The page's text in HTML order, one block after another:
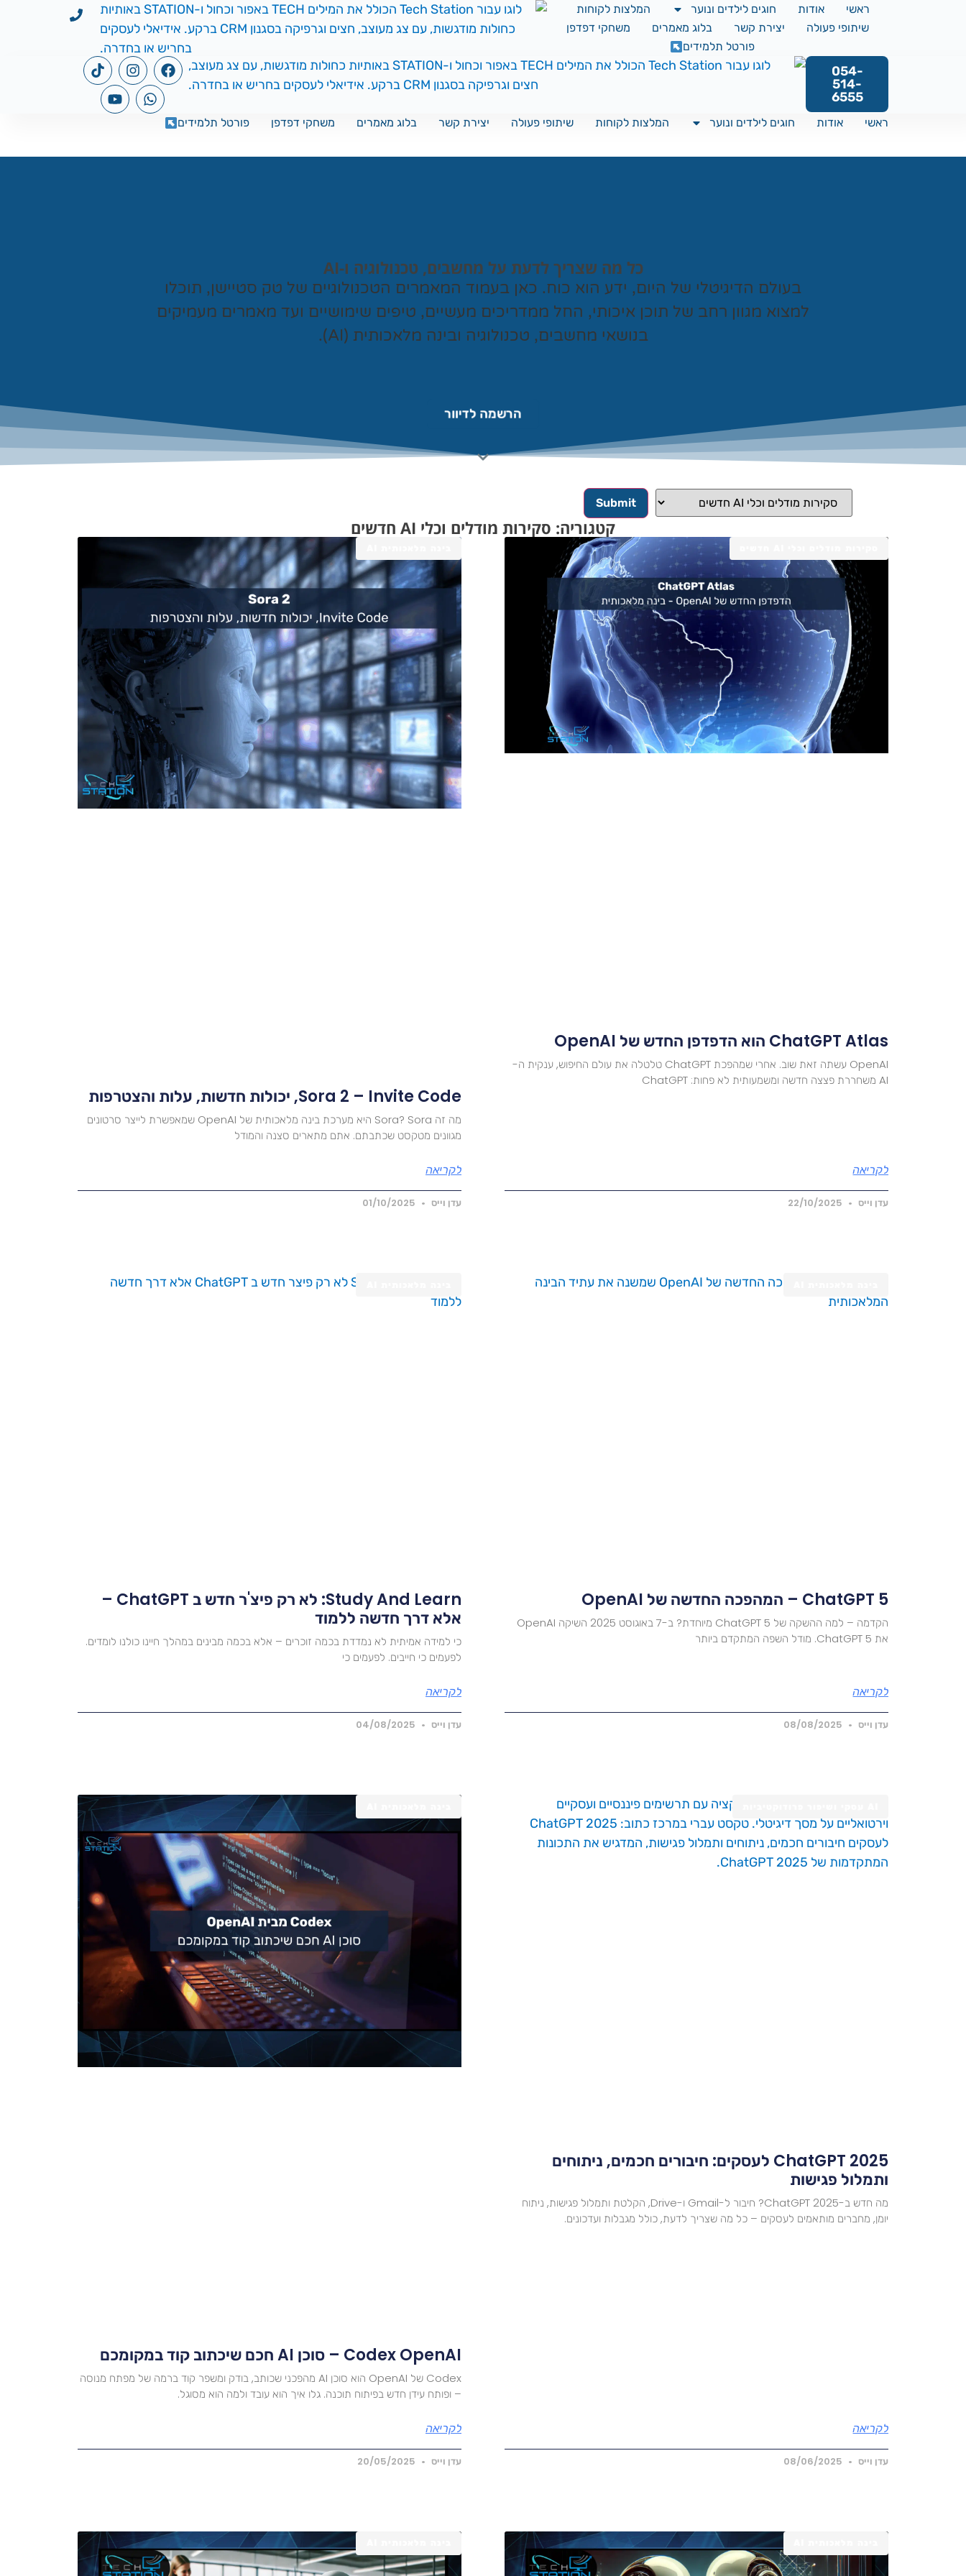
ראשי אודות חוגים לילדים ונוער
המלצות לקוחות
שיתופי פעולה
יצירת קשר בלוג מאמרים
משחקי דפדפן
פורטל תלמידים
054-
514-
6555
ראשי אודות חוגים לילדים ונוער המלצות לקוחות שיתופי פעולה יצירת קשר בלוג מאמרים משחקי דפדפן פורטל תלמידים
כל מה שצריך לדעת על מחשבים, טכנולוגיה ו-AI
בעולם הדיגיטלי של היום, ידע הוא כוח. כאן בעמוד המאמרים הטכנולוגיים של טק סטיישן, תוכלו
למצוא מגוון רחב של תוכן איכותי, החל ממדריכים מעשיים, טיפים שימושיים ועד מאמרים מעמיקים
בנושאי מחשבים, טכנולוגיה ובינה מלאכותית (AI).
הרשמה לדיוור
קטגוריה: סקירות מודלים וכלי AI חדשים
ChatGPT Atlas הוא הדפדפן החדש של OpenAI
OpenAI עשתה זאת שוב. אחרי שמהפכת ChatGPT טלטלה את עולם החיפוש, ענקית ה-
AI משחררת פצצה חדשה ומשמעותית לא פחות: ChatGPT
לקריאה
עדן וייס
Sora 2 – Invite Code, יכולות חדשות, עלות והצטרפות
מה זה Sora? Sora היא מערכת בינה מלאכותית של OpenAI שמאפשרת לייצר סרטונים
מגוונים מטקסט שכתבתם. אתם מתארים סצנה והמודל
לקריאה
עדן וייס
ChatGPT 5 – המהפכה החדשה של OpenAI
הקדמה – למה ההשקה של ChatGPT 5 מיוחדת? ב-7 באוגוסט 2025 השיקה OpenAI
את ChatGPT 5. מודל השפה המתקדם ביותר
לקריאה
עדן וייס
Study And Learn: לא רק פיצ'ר חדש ב ChatGPT –
אלא דרך חדשה ללמוד
כי למידה אמיתית לא נמדדת בכמה זוכרים – אלא בכמה מבינים במהלך חיינו כולנו לומדים.
לפעמים כי חייבים. לפעמים כי
לקריאה
עדן וייס
ChatGPT 2025 לעסקים: חיבורים חכמים, ניתוחים
ותמלול פגישות
מה חדש ב-ChatGPT 2025? חיבור ל-Gmail ו-Drive, הקלטת ותמלול פגישות, ניתוח
יומן, מחברים מותאמים לעסקים – כל מה שצריך לדעת, כולל מגבלות ועדכונים.
לקריאה
עדן וייס
Codex OpenAI – סוכן AI חכם שיכתוב קוד במקומכם
Codex של OpenAI הוא סוכן AI מהפכני שכותב, בודק ומשפר קוד ברמה של מפתח מנוסה
– ופותח עידן חדש בפיתוח תוכנה. גלו איך הוא עובד ולמה הוא מסוגל.
לקריאה
עדן וייס